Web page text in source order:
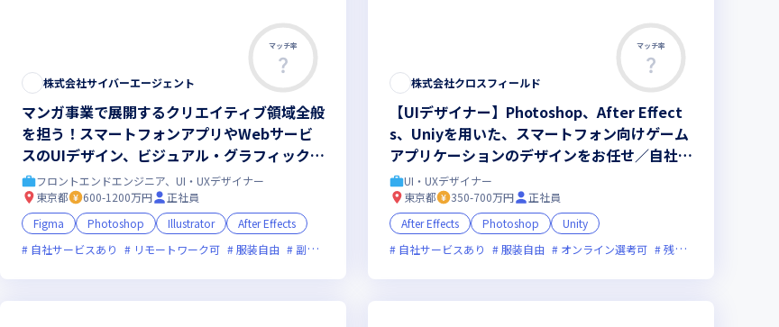
ライン選考可 フレックス制度あり 新技術に積極的 ベンチャー企業 残業月20時間未満 上場企業 裁量労働制あり
マッチ率
株式会社サイバーエージェント
マンガ事業で展開するクリエイティブ領域全般
を担う！スマートフォンアプリやWebサービ
スのUIデザイン、ビジュアル・グラフィックデ
ザインをお任せ／Figma、ProtopieなどUIツ
ールの実務経験が活かせます
フロントエンドエンジニア、UI・UXデザイナー
東京都
600-1200万円
正社員
Figma
Photoshop Illustrator
After Effects
自社サービスあり
リモートワーク可 服装自由 副業可 オンライン選考可 新技術に積極的 上場企業
マッチ率
株式会社クロスフィールド
【UIデザイナー】Photoshop、After Effect
s、Uniyを用いた、スマートフォン向けゲーム
アプリケーションのデザインをお任せ／自社で
一貫して企画・開発・運営していることが強み
です
UI・UXデザイナー
東京都
350-700万円
正社員
After Effects
Photoshop
Unity
自社サービスあり
服装自由 オンライン選考可 残業月20時間未満